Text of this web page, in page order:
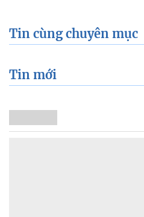
Tin cùng chuyên mục
Tin mới